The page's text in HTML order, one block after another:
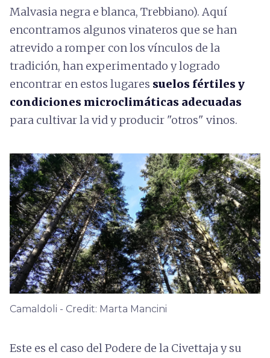
Malvasia negra e blanca, Trebbiano). Aquí
encontramos algunos vinateros que se han
atrevido a romper con los vínculos de la
tradición, han experimentado y logrado
encontrar en estos lugares suelos fértiles y
condiciones microclimáticas adecuadas
para cultivar la vid y producir "otros" vinos.
Camaldoli - Credit: Marta Mancini
Este es el caso del Podere de la Civettaja y su